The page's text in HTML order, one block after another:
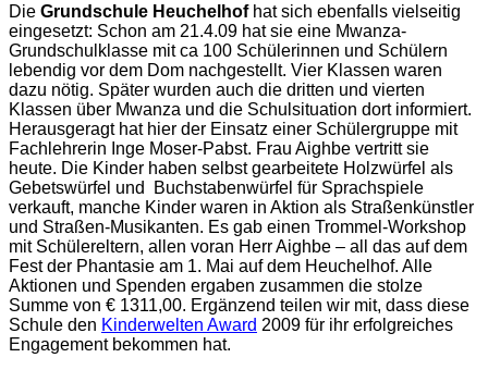
Die Grundschule Heuchelhofhat sich ebenfalls vielseitig
eingesetzt: Schon am 21.4.09 hat sie eine Mwanza-
Grundschulklasse mit ca 100 Schülerinnen und Schülern
lebendig vor dem Dom nachgestellt. Vier Klassen waren
dazu nötig. Später wurden auch die dritten und vierten
Klassen über Mwanza und die Schulsituation dort informiert.
Herausgeragt hat hier der Einsatz einer Schülergruppe mit
Fachlehrerin Inge Moser-Pabst. Frau Aighbe vertritt sie
heute. Die Kinder haben selbst gearbeitete Holzwürfel als
Gebetswürfel und Buchstabenwürfel für Sprachspiele
verkauft, manche Kinder waren in Aktion als Straßenkünstler
und Straßen-Musikanten. Es gab einen Trommel-Workshop
mit Schülereltern, allen voran Herr Aighbe – all das auf dem
Fest der Phantasie am 1. Mai auf dem Heuchelhof. Alle
Aktionen und Spenden ergaben zusammen die stolze
Summe von € 1311,00. Ergänzend teilen wir mit, dass diese
Schule den Kinderwelten Award 2009 für ihr erfolgreiches
Engagement bekommen hat.